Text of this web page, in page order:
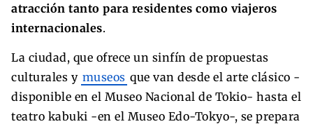
atracción tanto para residentes como viajeros
internacionales.
La ciudad, que ofrece un sinfín de propuestas
culturales y museos que van desde el arte clásico -
disponible en el Museo Nacional de Tokio- hasta el
teatro kabuki -en el Museo Edo-Tokyo-, se prepara